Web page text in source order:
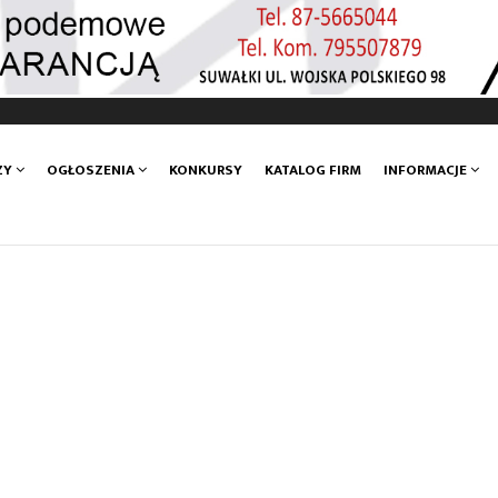
OGŁOSZENIA KONKURSY KATALOG FIRM INFORMACJE